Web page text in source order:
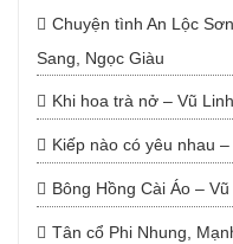
Chuyện tình An Lộc
Sang, Ngọc Giàu
Khi hoa trà nở – Vũ
Kiếp nào có yêu nhau
Bông Hồng Cài Áo –
Tân cổ Phi Nhung,